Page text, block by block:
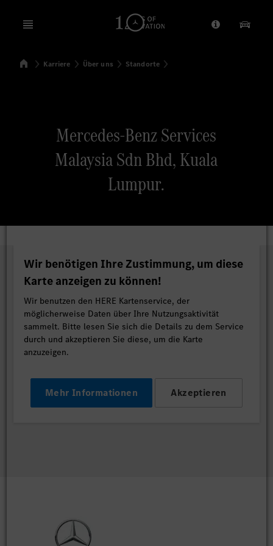
Open menu Anbieter/
SuchenStartseite
Karriere Über uns Standorte
Mercedes-Benz Services
Malaysia Sdn Bhd, Kuala
Lumpur.
Wir benötigen Ihre Zustimmung, um diese
Karte anzeigen zu können!
Wir benutzen den HERE Kartenservice, der
möglicherweise Daten über Ihre Nutzungsaktivität
sammelt. Bitte lesen Sie sich die Details zu dem Service
durch und akzeptieren Sie diese, um die Karte
anzuzeigen.
Mehr Informationen Akzeptieren